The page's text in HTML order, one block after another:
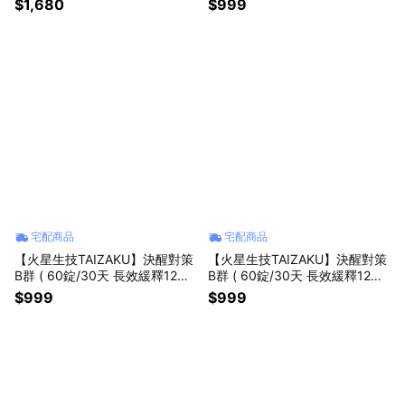
$1,680
雞 60錠/30天）
$999
宅配商品
【火星生技TAIZAKU】決醒對策
B群 ( 60錠/30天 長效緩釋12小
時 精神不斷電 生日禮物 男生送
禮 女生禮物 遊戲必勝 打Game
$999
宅配商品
【火星生技TAIZAKU】決醒對策
B群 ( 60錠/30天 長效緩釋12小
時 精神不斷電 上班應援 生日禮
物 男生禮物 女生禮物 同事禮物
$999